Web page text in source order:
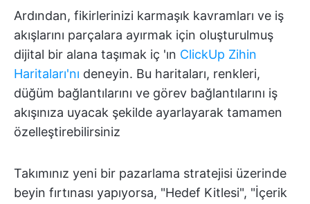
Ardından, fikirlerinizi karmaşık kavramları ve iş
akışlarını parçalara ayırmak için oluşturulmuş
dijital bir alana taşımak iç 'ın ClickUp Zihin
Haritaları'nı deneyin. Bu haritaları, renkleri,
düğüm bağlantılarını ve görev bağlantılarını iş
akışınıza uyacak şekilde ayarlayarak tamamen
özelleştirebilirsiniz
Takımınız yeni bir pazarlama stratejisi üzerinde
beyin fırtınası yapıyorsa, "Hedef Kitlesi", "İçerik